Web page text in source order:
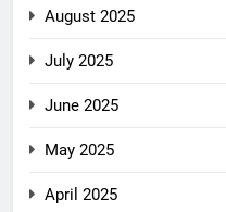
August 2025
July 2025
June 2025
May 2025
April 2025